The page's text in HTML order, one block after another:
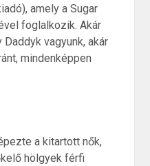
amely a Sugar
foglalkozik. Akár
vagyunk, akár
mindenképpen
a kitartott nők,
hölgyek férfi